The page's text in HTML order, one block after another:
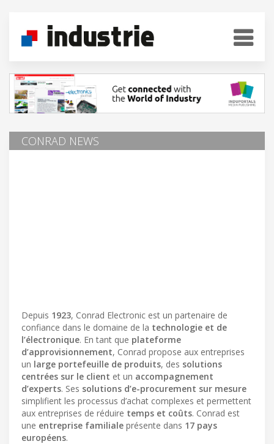
CONRAD NEWS
Depuis 1923, Conrad Electronic est un partenaire de
confiance dans le domaine de la technologie et de
l’électronique. En tant que plateforme
d’approvisionnement, Conrad propose aux entreprises
un large portefeuille de produits, des solutions
centrées sur le client et un accompagnement
d’experts. Ses solutions d’e-procurement sur mesure
simplifient les processus d’achat complexes et permettent
aux entreprises de réduire temps et coûts. Conrad est
une entreprise familiale présente dans 17 pays
européens.